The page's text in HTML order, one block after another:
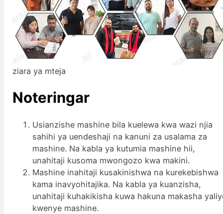
ziara ya mteja
Noteringar
Usianzishe mashine bila kuelewa kwa wazi njia
sahihi ya uendeshaji na kanuni za usalama za
mashine. Na kabla ya kutumia mashine hii,
unahitaji kusoma mwongozo kwa makini.
Mashine inahitaji kusakinishwa na kurekebishwa
kama inavyohitajika. Na kabla ya kuanzisha,
unahitaji kuhakikisha kuwa hakuna makasha
kwenye mashine.